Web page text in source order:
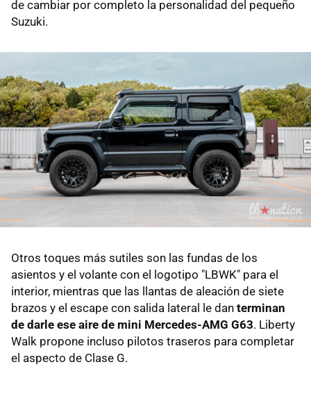
de cambiar por completo la personalidad del pequeño
Suzuki.
Otros toques más sutiles son las fundas de los
asientos y el volante con el logotipo "LBWK" para el
interior, mientras que las llantas de aleación de siete
brazos y el escape con salida lateral le dan terminan
de darle ese aire de mini Mercedes-AMG G63. Liberty
Walk propone incluso pilotos traseros para completar
el aspecto de Clase G.